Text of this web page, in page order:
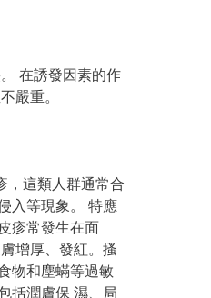
在誘發因素的作
嚴重。
，這類人群通常合
入等現象。 特應
疹常發生在面
增厚、發紅。搔
物和塵蟎等過敏
括潤膚保 濕、局